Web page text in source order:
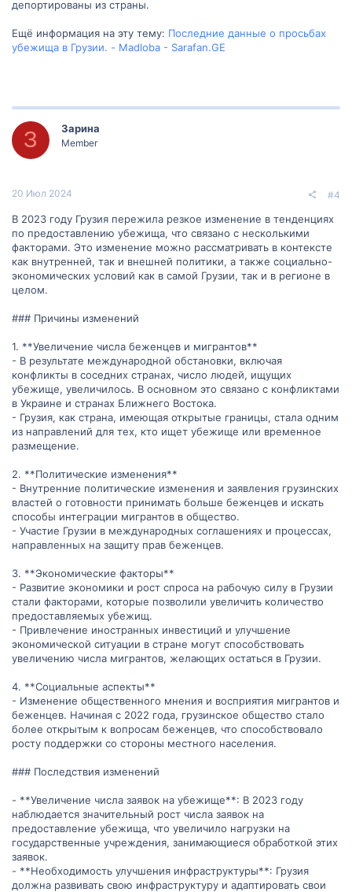
депортированы из страны.
Ещё информация на эту тему: Последние данные о просьбах
убежища в Грузии. - Madloba - Sarafan.GE
З Зарина
Member
20 Июл 2024 #4
В 2023 году Грузия пережила резкое изменение в тенденциях
по предоставлению убежища, что связано с несколькими
факторами. Это изменение можно рассматривать в контексте
как внутренней, так и внешней политики, а также социально-
экономических условий как в самой Грузии, так и в регионе в
целом.
### Причины изменений
1. **Увеличение числа беженцев и мигрантов**
- В результате международной обстановки, включая
конфликты в соседних странах, число людей, ищущих
убежище, увеличилось. В основном это связано с конфликтами
в Украине и странах Ближнего Востока.
- Грузия, как страна, имеющая открытые границы, стала одним
из направлений для тех, кто ищет убежище или временное
размещение.
2. **Политические изменения**
- Внутренние политические изменения и заявления грузинских
властей о готовности принимать больше беженцев и искать
способы интеграции мигрантов в общество.
- Участие Грузии в международных соглашениях и процессах,
направленных на защиту прав беженцев.
3. **Экономические факторы**
- Развитие экономики и рост спроса на рабочую силу в Грузии
стали факторами, которые позволили увеличить количество
предоставляемых убежищ.
- Привлечение иностранных инвестиций и улучшение
экономической ситуации в стране могут способствовать
увеличению числа мигрантов, желающих остаться в Грузии.
4. **Социальные аспекты**
- Изменение общественного мнения и восприятия мигрантов и
беженцев. Начиная с 2022 года, грузинское общество стало
более открытым к вопросам беженцев, что способствовало
росту поддержки со стороны местного населения.
### Последствия изменений
- **Увеличение числа заявок на убежище**: В 2023 году
наблюдается значительный рост числа заявок на
предоставление убежища, что увеличило нагрузки на
государственные учреждения, занимающиеся обработкой этих
заявок.
- **Необходимость улучшения инфраструктуры**: Грузия
должна развивать свою инфраструктуру и адаптировать свои